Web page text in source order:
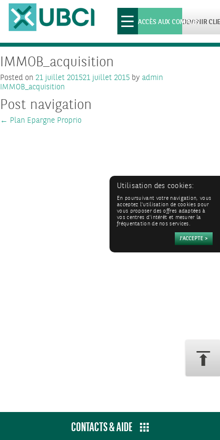
Toggle
navigationDEVENIR
ACCÈS AUX COMPTES
IMMOB_acquisition
Posted on 21 juillet 201521 juillet 2015 by admin
IMMOB_acquisition
Post navigation
← Plan Epargne Proprio
CONTACTS & AIDE
Utilisation des cookies:
En poursuivant votre navigation, vous
acceptez l'utilisation de cookies pour
vous proposer des offres adaptées à
vos centres d'intérêt et mesurer la
fréquentation de nos services.